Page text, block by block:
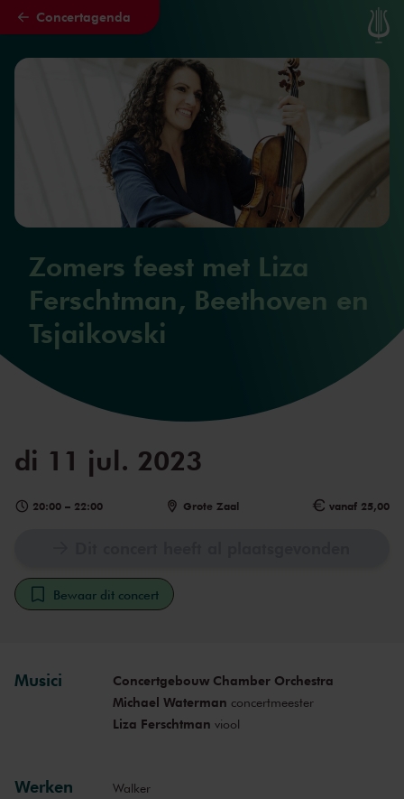
Naar hoofdcontent
Concertagenda
Zomers feest met Liza
Ferschtman, Beethoven en
Tsjaikovski
di 11 jul. 2023
20:00 – 22:00 Grote Zaal vanaf 25,00
Bewaar dit concert
Musici
Concertgebouw Chamber Orchestra
Michael Waterman concertmeester
Liza Ferschtman viool
Werken Walker